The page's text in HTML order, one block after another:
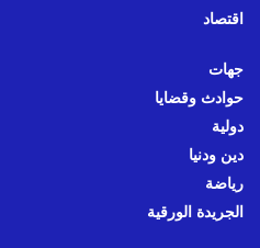
اقتصاد
جهات
حوادث وقضايا
دولية
دين ودنيا
رياضة
الجريدة الورقية